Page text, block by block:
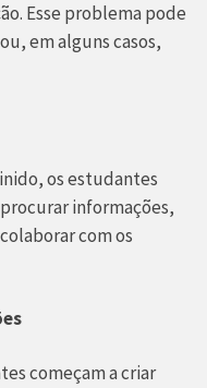
Esse problema pode
em alguns casos,
os estudantes
informações,
com os
começam a criar